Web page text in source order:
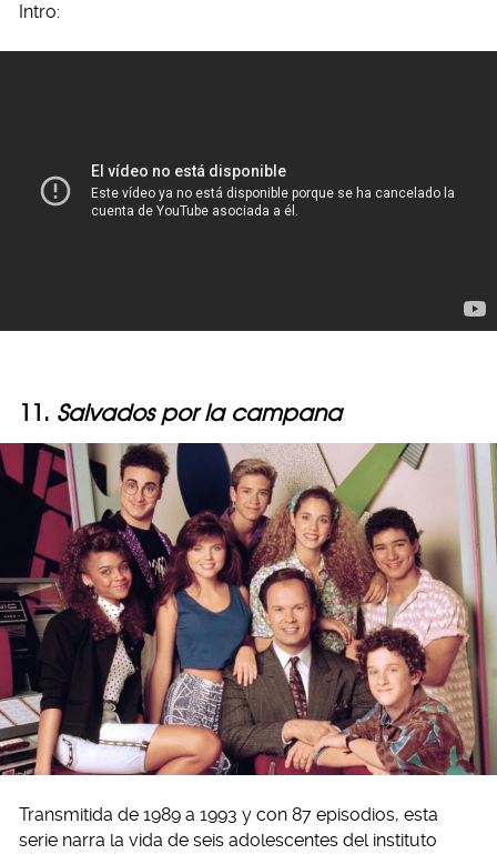
Intro:
11. Salvados por la campana
Transmitida de 1989 a 1993 y con 87 episodios, esta
serie narra la vida de seis adolescentes del instituto